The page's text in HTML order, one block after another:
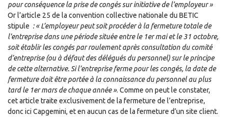
pour conséquence la prise de congés sur initiative de l’employeur »
Or l’article 25 de la convention collective nationale du BETIC
stipule : « L’employeur peut soit procéder à la fermeture totale de
l’entreprise dans une période située entre le 1er mai et le 31 octobre,
soit établir les congés par roulement après consultation du comité
d’entreprise (ou à défaut des délégués du personnel) sur le principe
de cette alternative. Si l’entreprise ferme pour les congés, la date de
fermeture doit être portée à la connaissance du personnel au plus
tard le 1er mars de chaque année ». Comme on peut le constater,
cet article traite exclusivement de la fermeture de l’entreprise,
donc ici Capgemini, et en aucun cas de la fermeture d’un site client.